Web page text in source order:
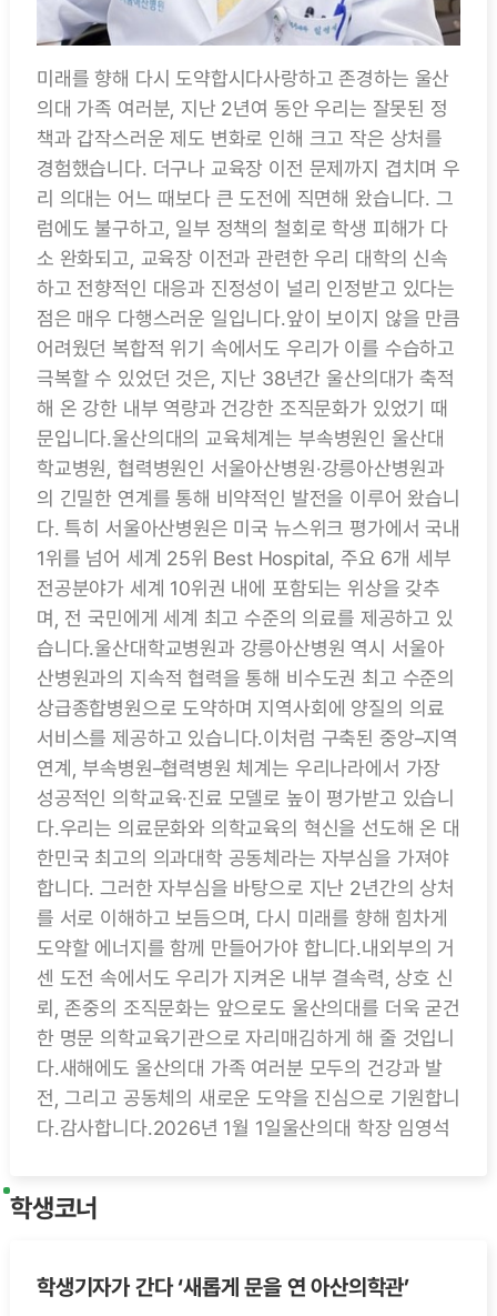
미래를 향해 다시 도약합시다사랑하고 존경하는 울산
의대 가족 여러분, 지난 2년여 동안 우리는 잘못된 정
책과 갑작스러운 제도 변화로 인해 크고 작은 상처를
경험했습니다. 더구나 교육장 이전 문제까지 겹치며 우
리 의대는 어느 때보다 큰 도전에 직면해 왔습니다. 그
럼에도 불구하고, 일부 정책의 철회로 학생 피해가 다
소 완화되고, 교육장 이전과 관련한 우리 대학의 신속
하고 전향적인 대응과 진정성이 널리 인정받고 있다는
점은 매우 다행스러운 일입니다.앞이 보이지 않을 만큼
어려웠던 복합적 위기 속에서도 우리가 이를 수습하고
극복할 수 있었던 것은, 지난 38년간 울산의대가 축적
해 온 강한 내부 역량과 건강한 조직문화가 있었기 때
문입니다.울산의대의 교육체계는 부속병원인 울산대
학교병원, 협력병원인 서울아산병원·강릉아산병원과
의 긴밀한 연계를 통해 비약적인 발전을 이루어 왔습니
다. 특히 서울아산병원은 미국 뉴스위크 평가에서 국내
1위를 넘어 세계 25위 Best Hospital, 주요 6개 세부
전공분야가 세계 10위권 내에 포함되는 위상을 갖추
며, 전 국민에게 세계 최고 수준의 의료를 제공하고 있
습니다.울산대학교병원과 강릉아산병원 역시 서울아
산병원과의 지속적 협력을 통해 비수도권 최고 수준의
상급종합병원으로 도약하며 지역사회에 양질의 의료
서비스를 제공하고 있습니다.이처럼 구축된 중앙–지역
연계, 부속병원–협력병원 체계는 우리나라에서 가장
성공적인 의학교육·진료 모델로 높이 평가받고 있습니
다.우리는 의료문화와 의학교육의 혁신을 선도해 온 대
한민국 최고의 의과대학 공동체라는 자부심을 가져야
합니다. 그러한 자부심을 바탕으로 지난 2년간의 상처
를 서로 이해하고 보듬으며, 다시 미래를 향해 힘차게
도약할 에너지를 함께 만들어가야 합니다.내외부의 거
센 도전 속에서도 우리가 지켜온 내부 결속력, 상호 신
뢰, 존중의 조직문화는 앞으로도 울산의대를 더욱 굳건
한 명문 의학교육기관으로 자리매김하게 해 줄 것입니
다.새해에도 울산의대 가족 여러분 모두의 건강과 발
전, 그리고 공동체의 새로운 도약을 진심으로 기원합니
다.감사합니다.2026년 1월 1일울산의대 학장 임영석
학생코너
학생기자가 간다 ‘새롭게 문을 연 아산의학관’